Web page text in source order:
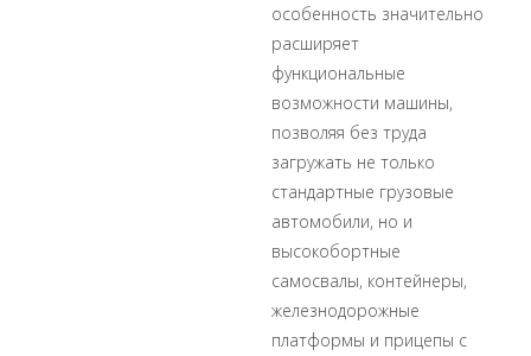
особенность значительно
расширяет
функциональные
возможности машины,
позволяя без труда
загружать не только
стандартные грузовые
автомобили, но и
высокобортные
самосвалы, контейнеры,
железнодорожные
платформы и прицепы с